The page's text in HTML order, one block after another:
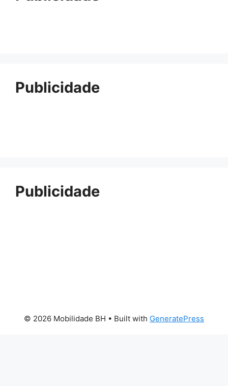
Publicidade
Publicidade
© 2026 Mobilidade BH • Built with GeneratePress